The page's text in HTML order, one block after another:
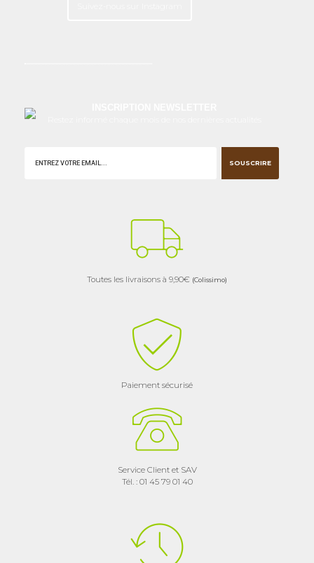
SOUSCRIRE
Toutes les livraisons à 9,90€ (Colissimo)
Paiement sécurisé
Service Client et SAV
Tél. : 01 45 79 01 40